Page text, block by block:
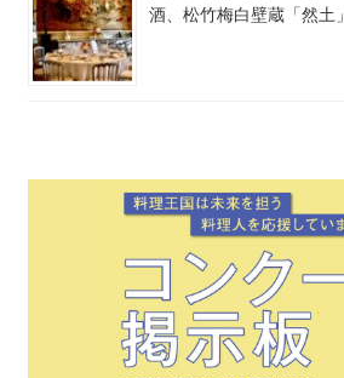
酒、松竹梅白壁蔵「然土」